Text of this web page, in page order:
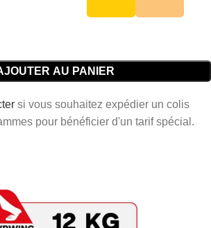
AU PANIER
si vous souhaitez expédier un colis
pour bénéficier d'un tarif spécial.